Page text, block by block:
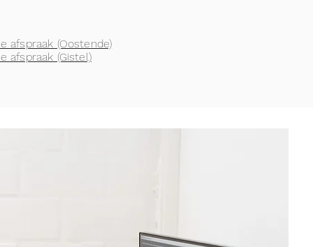
afspraak (Oostende)
afspraak (Gistel)